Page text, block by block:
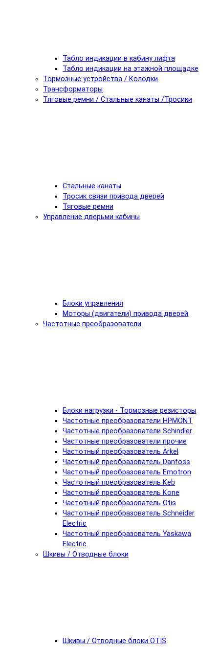
Табло индикации в кабину лифта
Табло индикации на этажной площадке
Тормозные устройства / Колодки
Трансформаторы
Тяговые ремни / Стальные канаты /Тросики
Стальные канаты
Тросик связи привода дверей
Тяговые ремни
Управление дверьми кабины
Блоки управления
Моторы (двигатели) привода дверей
Частотные преобразователи
Блоки нагрузки - Тормозные резисторы
Частотные преобразователи HPMONT
Частотные преобразователи Schindler
Частотные преобразователи прочие
Частотный преобразователь Arkel
Частотный преобразователь Danfoss
Частотный преобразователь Emotron
Частотный преобразователь Keb
Частотный преобразователь Kone
Частотный преобразователь Otis
Частотный преобразователь Schneider
Electric
Частотный преобразователь Yaskawa
Electric
Шкивы / Отводные блоки
Шкивы / Отводные блоки OTIS